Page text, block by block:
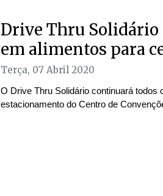
Drive Thru Solidário
em alimentos para
Terça, 07 Abril 2020
O Drive Thru Solidário continuará
estacionamento do Centro de